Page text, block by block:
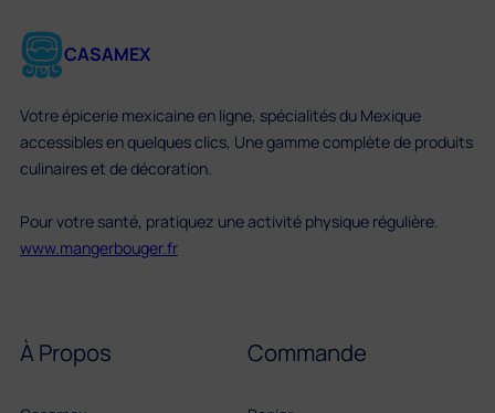
CASAMEX
Votre épicerie mexicaine en ligne, spécialités du Mexique
accessibles en quelques clics, Une gamme complète de produits
culinaires et de décoration.
Pour votre santé, pratiquez une activité physique régulière.
www.mangerbouger.fr
À Propos Commande